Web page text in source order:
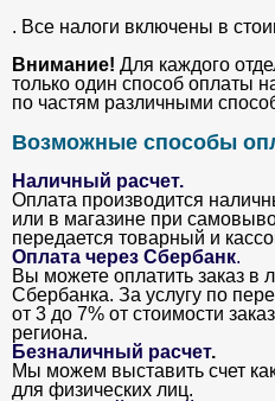
. Все налоги включены в
Внимание! Для каждого
только один способ оплаты
по частям различными
Возможные способы
Наличный расчет.
Оплата производится
или в магазине при
передается товарный и
Оплата через Сбербанк.
Вы можете оплатить заказ в
Сбербанка. За услугу по
от 3 до 7% от стоимости
региона.
Безналичный расчет.
Мы можем выставить счет
для физических лиц.